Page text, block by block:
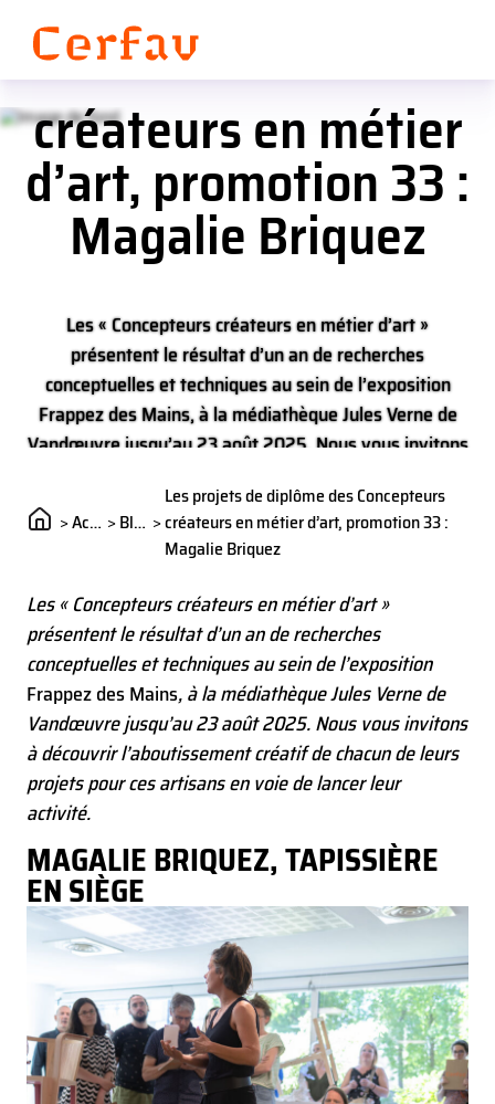
Les projets de diplôme
des Concepteurs
créateurs en métier
d’art, promotion 33 :
Magalie Briquez
Les « Concepteurs créateurs en métier d’art »
présentent le résultat d’un an de recherches
conceptuelles et techniques au sein de l’exposition
Frappez des Mains, à la médiathèque Jules Verne de
Vandœuvre jusqu’au 23 août 2025. Nous vous invitons
projets pour ces artisans en voie de lancer leur activité.
> Actualités > Blog >
Les projets de diplôme des Concepteurs
créateurs en métier d’art, promotion 33 :
Magalie Briquez
Les « Concepteurs créateurs en métier d’art »
présentent le résultat d’un an de recherches
conceptuelles et techniques au sein de l’exposition
Frappez des Mains, à la médiathèque Jules Verne de
Vandœuvre jusqu’au 23 août 2025. Nous vous invitons
à découvrir l’aboutissement créatif de chacun de leurs
projets pour ces artisans en voie de lancer leur
activité.
MAGALIE BRIQUEZ, TAPISSIÈRE
EN SIÈGE